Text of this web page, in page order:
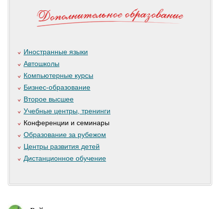
Иностранные языки
Автошколы
Компьютерные курсы
Бизнес-образование
Второе высшее
Учебные центры, тренинги
Конференции и семинары
Образование за рубежом
Центры развития детей
Дистанционное обучение